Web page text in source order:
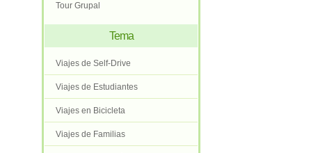
Tour Grupal
Tema
Viajes de Self-Drive
Viajes de Estudiantes
Viajes en Bicicleta
Viajes de Familias